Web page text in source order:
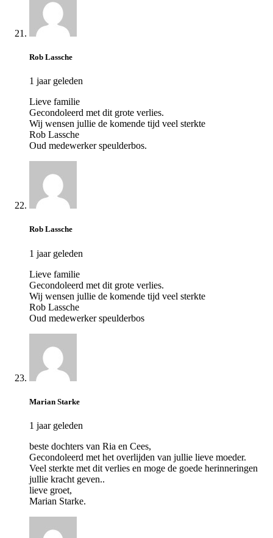
Rob Lassche
1 jaar geleden
Lieve familie
Gecondoleerd met dit grote verlies.
Wij wensen jullie de komende tijd veel sterkte
Rob Lassche
Oud medewerker speulderbos.
Rob Lassche
1 jaar geleden
Lieve familie
Gecondoleerd met dit grote verlies.
Wij wensen jullie de komende tijd veel sterkte
Rob Lassche
Oud medewerker speulderbos
Marian Starke
1 jaar geleden
beste dochters van Ria en Cees,
Gecondoleerd met het overlijden van jullie lieve moeder.
Veel sterkte met dit verlies en moge de goede herinneringen
jullie kracht geven..
lieve groet,
Marian Starke.